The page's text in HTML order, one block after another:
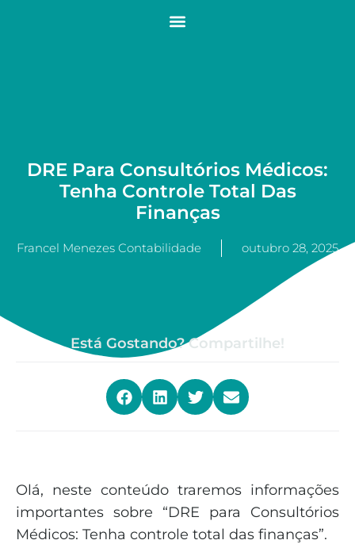
DRE Para Consultórios Médicos:
Tenha Controle Total Das
Finanças
Francel Menezes Contabilidade outubro 28, 2025
Está Gostando? Compartilhe!
Olá, neste conteúdo traremos informações
importantes sobre “DRE para Consultórios
Médicos: Tenha controle total das finanças”.